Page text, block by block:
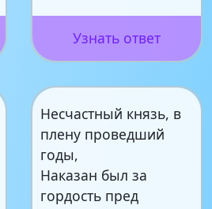
Узнать ответ
Несчастный князь, в
плену проведший
годы,
Наказан был за
гордость пред